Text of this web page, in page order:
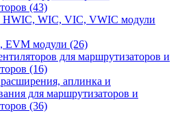
(43)
HWIC, WIC, VIC, VWIC модули
EVM модули (26)
для маршрутизаторов и
(16)
аплинка и
для маршрутизаторов и
(36)